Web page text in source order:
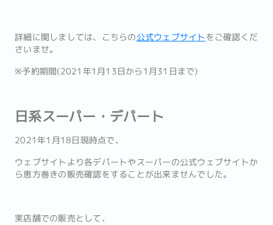
詳細に関しましては、こちらの公式ウェブサイトをご確認くだ
さいませ。
※予約期間(2021年1月13日から1月31日まで)
日系スーパー・デパート
2021年1月18日現時点で、
ウェブサイトより各デパートやスーパーの公式ウェブサイトか
ら恵方巻きの販売確認をすることが出来ませんでした。
実店舗での販売として、